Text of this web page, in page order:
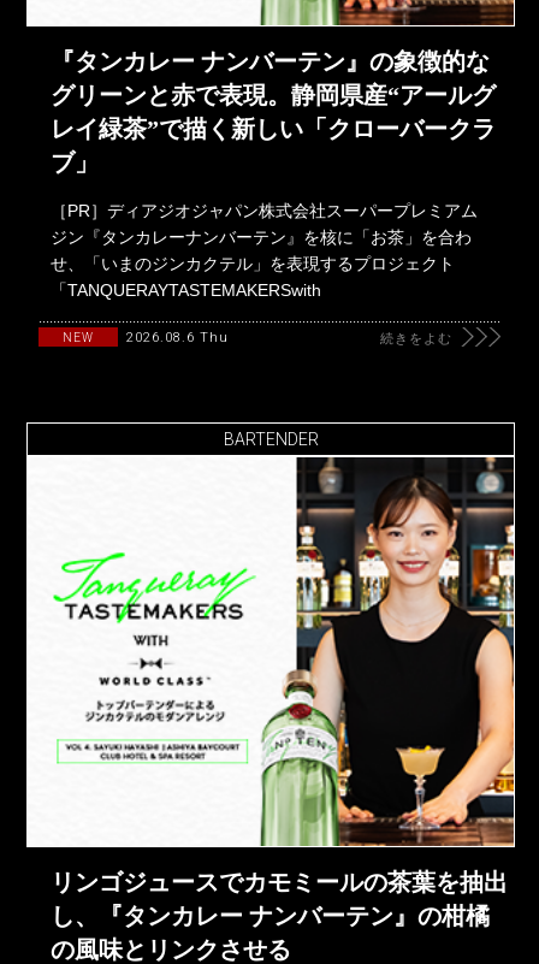
『タンカレー ナンバーテン』の象徴的な
グリーンと赤で表現。静岡県産“アールグ
レイ緑茶”で描く新しい「クローバークラ
ブ」
［PR］ディアジオジャパン株式会社スーパープレミアム
ジン『タンカレーナンバーテン』を核に「お茶」を合わ
せ、「いまのジンカクテル」を表現するプロジェクト
「TANQUERAYTASTEMAKERSwith
NEW 2026.08.6 Thu 続きをよむ
BARTENDER
リンゴジュースでカモミールの茶葉を抽出
し、『タンカレー ナンバーテン』の柑橘
の風味とリンクさせる